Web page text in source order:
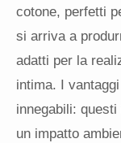
cotone, perfetti
si arriva a
adatti per la
intima. I
innegabili:
un impatto